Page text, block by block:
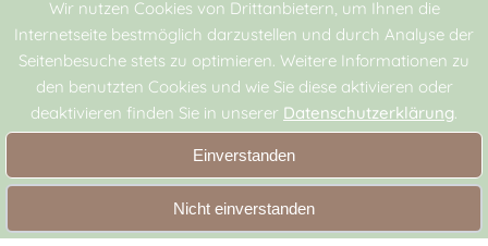
Wir nutzen Cookies von Drittanbietern, um Ihnen die
Internetseite bestmöglich darzustellen und durch Analyse der
Seitenbesuche stets zu optimieren. Weitere Informationen zu
den benutzten Cookies und wie Sie diese aktivieren oder
deaktivieren finden Sie in unserer Datenschutzerklärung.
Einverstanden
Nicht einverstanden
Rechtliches
AGB
Datenschutz
Impressum
Zahlungsmöglichkeiten